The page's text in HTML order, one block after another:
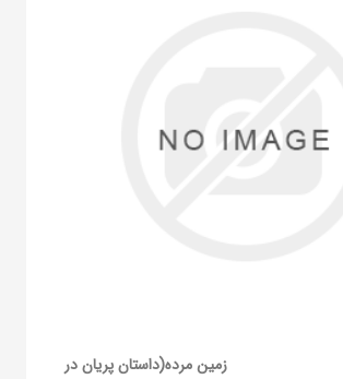
زمین مرده(داستان پریان در